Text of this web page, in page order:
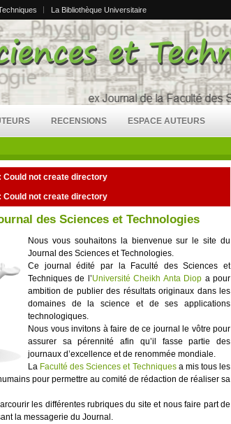
La Bibliothèque Universitaire
RECENSIONS ESPACE AUTEURS
Could not create directory
Could not create directory
des Sciences et Technologies
Nous vous souhaitons la bienvenue sur le site du
Journal des Sciences et Technologies.
Ce journal édité par la Faculté des Sciences et
Techniques de l’Université Cheikh Anta Diop a pour
ambition de publier des résultats originaux dans les
domaines de la science et de ses applications
technologiques.
Nous vous invitons à faire de ce journal le vôtre pour
assurer sa pérennité afin qu’il fasse partie des
journaux d’excellence et de renommée mondiale.
La Faculté des Sciences et Techniquesa mis tous les
pour permettre au comité de rédaction de réaliser sa
les différentes rubriques du site et nous faire part de
la messagerie du Journal.